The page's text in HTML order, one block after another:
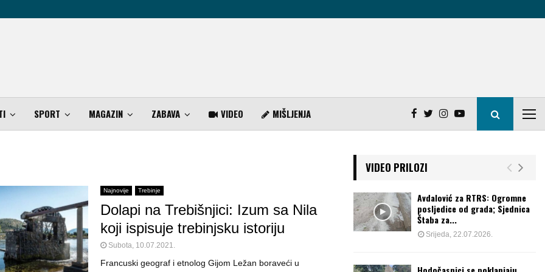
SPORT MAGAZIN ZABAVA VIDEO MIŠLJENJA
Najnovije Trebinje
Dolapi na Trebišnjici: Izum sa Nila
koji ispisuje trebinjsku istoriju
Subota, 10.07.2021.
Francuski geograf i etnolog Gijom Ležan boraveći u
VIDEO PRILOZI
Avdalović za RTRS: Ogromne
posljedice od grada; Sjednica
Štaba za...
Srijeda, 22.07.2026.